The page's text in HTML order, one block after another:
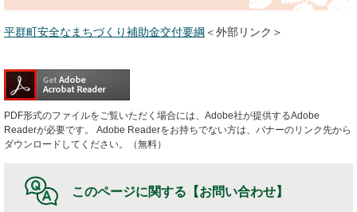
平群町安全なまちづくり補助金交付要綱 ＜外部リンク＞
PDF形式のファイルをご覧いただく場合には、Adobe社が提供するAdobe
Readerが必要です。
Adobe Readerをお持ちでない方は、バナーのリンク先から
ダウンロードしてください。（無料）
このページに関する 【お問い合わせ】